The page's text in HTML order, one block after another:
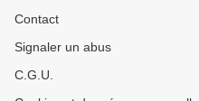
Contact
Signaler un abus
C.G.U.